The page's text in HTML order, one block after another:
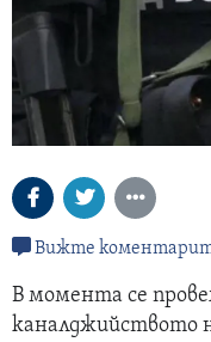
Вижте
В момента се
каналджийството